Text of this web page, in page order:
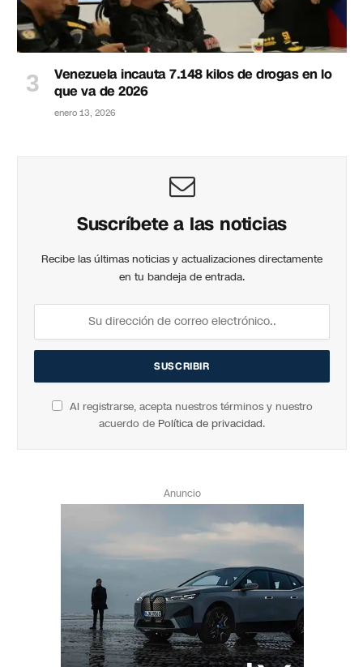
Venezuela incauta 7.148 kilos de drogas en lo
que va de 2026
enero 13, 2026
Suscríbete a las noticias
Recibe las últimas noticias y actualizaciones directamente
en tu bandeja de entrada.
Al registrarse, acepta nuestros términos y nuestro
acuerdo de Política de privacidad.
Anuncio